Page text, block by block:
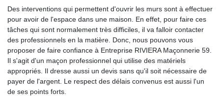
Des interventions qui permettent d'ouvrir les murs sont à effectuer
pour avoir de l'espace dans une maison. En effet, pour faire ces
tâches qui sont normalement très difficiles, il va falloir contacter
des professionnels en la matière. Donc, nous pouvons vous
proposer de faire confiance à Entreprise RIVIERA Maçonnerie 59.
Il s'agit d'un maçon professionnel qui utilise des matériels
appropriés. Il dresse aussi un devis sans qu'il soit nécessaire de
payer de l'argent. Le respect des délais convenus est aussi l'un
de ses points forts.